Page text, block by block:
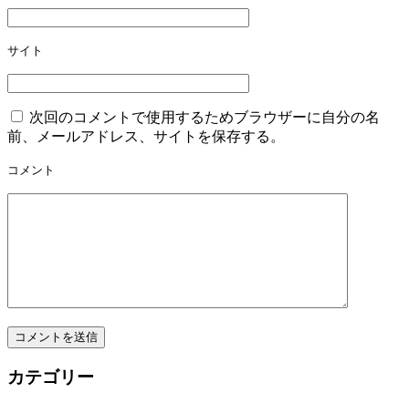
ン
サイト
次回のコメントで使用するためブラウザーに自分の名
前、メールアドレス、サイトを保存する。
コメント
カテゴリー